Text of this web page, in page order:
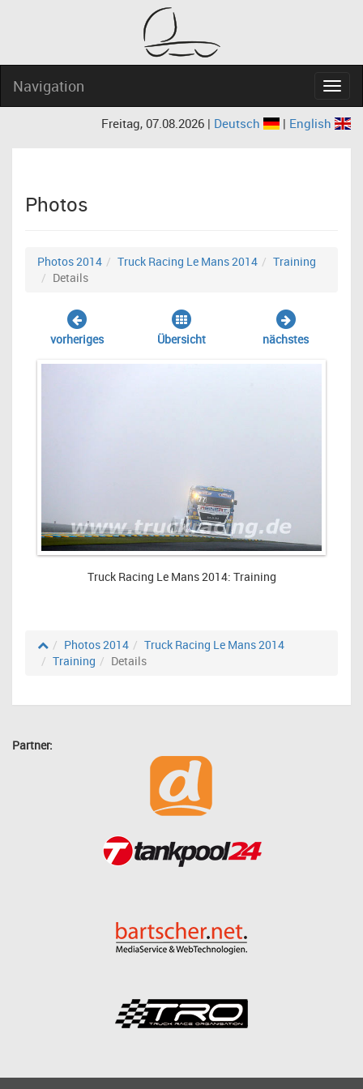
Navigation
Freitag, 07.08.2026 | Deutsch | English
Photos
Photos 2014 Truck Racing Le Mans 2014
Training
Details
vorheriges Übersicht nächstes
Truck Racing Le Mans 2014: Training
Photos 2014
Truck Racing Le Mans 2014
Training
Details
Partner: